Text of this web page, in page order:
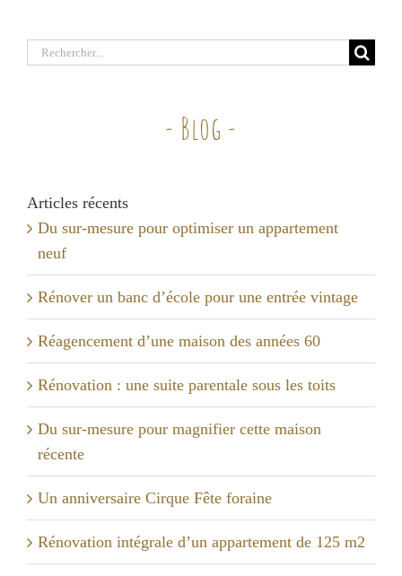
Rechercher:
- Blog -
Articles récents
Du sur-mesure pour optimiser un appartement
neuf
Rénover un banc d’école pour une entrée vintage
Réagencement d’une maison des années 60
Rénovation : une suite parentale sous les toits
Du sur-mesure pour magnifier cette maison
récente
Un anniversaire Cirque Fête foraine
Rénovation intégrale d’un appartement de 125 m2